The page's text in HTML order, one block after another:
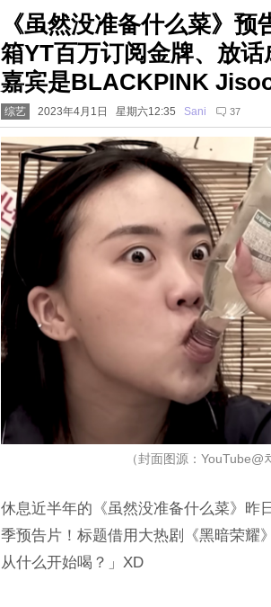
《虽然没准备什么菜》
箱YT百万订阅金牌、放
嘉宾是BLACKPINK
综艺 2023年4月1日 星期六12:35 Sani 37
（封面图源：YouTube@
休息近半年的《虽然没准备什么菜》昨
季预告片！标题借用大热剧《黑暗荣耀
从什么开始喝？」XD